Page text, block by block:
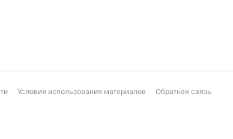
Условия использования материалов Обратная связь